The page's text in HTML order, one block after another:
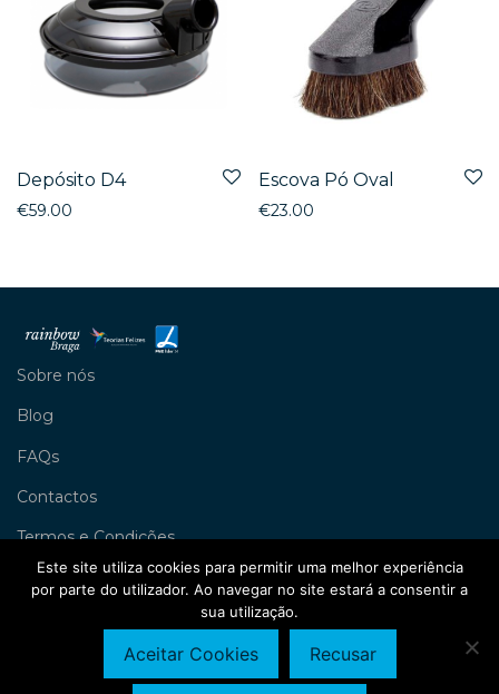
Depósito D4
€59.00
Escova Pó Oval
€23.00
Sobre nós
Blog
FAQs
Contactos
Termos e Condições
Livro de Reclamações
Rainbow Braga
Este site utiliza cookies para permitir uma melhor experiência
por parte do utilizador. Ao navegar no site estará a consentir a
sua utilização.
Aceitar Cookies Recusar